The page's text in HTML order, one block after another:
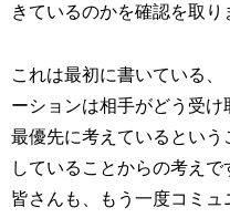
きているのかを確認を取り
これは最初に書いている、
ーションは相手がどう受け
最優先に考えているという
していることからの考えで
皆さんも、もう一度コミュ